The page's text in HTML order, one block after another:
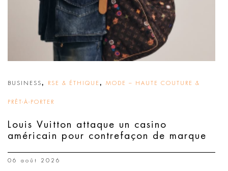
BUSINESS, RSE & ÉTHIQUE , MODE – HAUTE COUTURE &
PRÊT-À-PORTER
Louis Vuitton attaque un casino
américain pour contrefaçon de marque
06 août 2026